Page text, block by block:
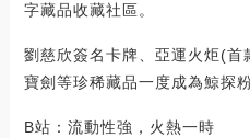
字藏品收藏社區。
劉慈欣簽名卡牌、亞運火炬(
寶劍等珍稀藏品一度成為鯨探
B站：流動性強，火熱一時